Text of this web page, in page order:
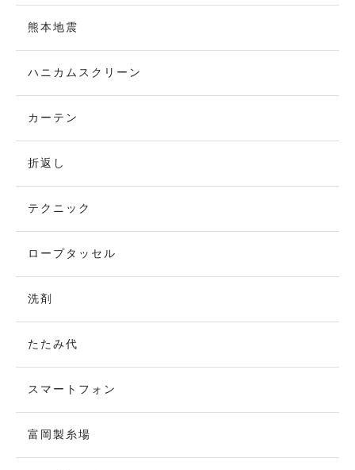
熊本地震
ハニカムスクリーン
カーテン
折返し
テクニック
ロープタッセル
洗剤
たたみ代
スマートフォン
富岡製糸場